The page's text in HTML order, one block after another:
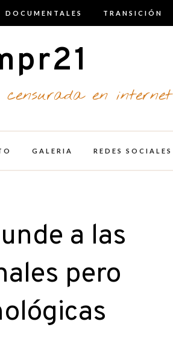
DOCUMENTALES TRANSICIÓN
en internet
GALERIA REDES SOCIALES
a las
pero